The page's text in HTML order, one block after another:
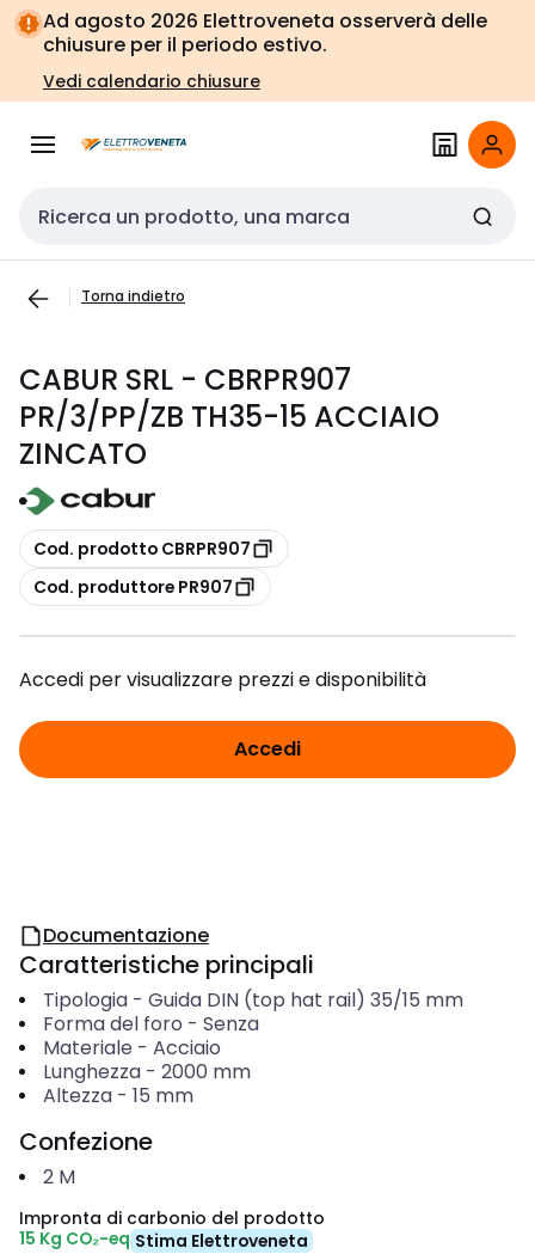
Vai alla
navigazione
Vai
alla
pagina
Ad agosto 2026 Elettroveneta osserverà delle
chiusure per il periodo estivo.
Vedi calendario chiusure
Cerca input
Torna indietro
CABUR SRL - CBRPR907
PR/3/PP/ZB TH35-15 ACCIAIO
ZINCATO
copia
Cod. prodotto CBRPR907
copia
Cod. produttore PR907
Accedi per visualizzare prezzi e disponibilità
Accedi
Documentazione
Caratteristiche principali
Tipologia- Guida DIN (top hat rail) 35/15 mm
Forma del foro - Senza
Materiale - Acciaio
Lunghezza- 2000 mm
Altezza- 15 mm
Confezione
2 M
Impronta di carbonio del prodotto
15 Kg CO₂-eq Stima Elettroveneta